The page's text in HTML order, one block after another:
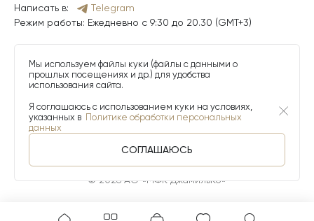
Написать в:
Telegram
Режим работы: Ежедневно с 9:30 до 20.30 (GMT+3)
© 2026 АО «МФК ДжамильКо»
Мы используем файлы куки (файлы с данными о
прошлых посещениях и др.) для удобства
использования сайта.
Я соглашаюсь с использованием куки на условиях,
указанных в Политике обработки персональных
данных
СОГЛАШАЮСЬ